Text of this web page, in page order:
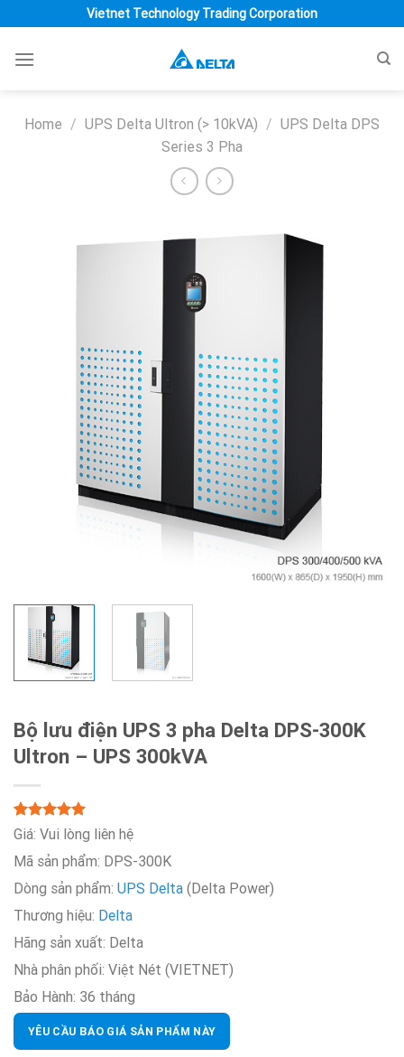
to
content
Vietnet Technology Trading Corporation
Home / UPS Delta Ultron (> 10kVA) / UPS Delta DPS
Series 3 Pha
Bộ lưu điện UPS 3 pha Delta DPS-300K
Ultron – UPS 300kVA
Rated5.00
based on
2
ratings
Giá: Vui lòng liên hệ
Mã sản phẩm: DPS-300K
Dòng sản phẩm: UPS Delta (Delta Power)
Thương hiệu: Delta
Hãng sản xuất: Delta
Nhà phân phối: Việt Nét (VIETNET)
Bảo Hành: 36 tháng
YÊU CẦU BÁO GIÁ SẢN PHẨM NÀY